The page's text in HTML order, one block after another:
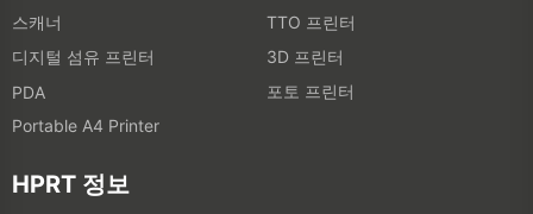
스캐너
TTO 프린터
디지털 섬유 프린터
3D 프린터
PDA
포토 프린터
Portable A4 Printer
HPRT 정보